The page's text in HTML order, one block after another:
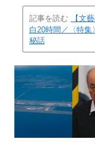
記事を読む
【文
白20時間／〈特集
秘話